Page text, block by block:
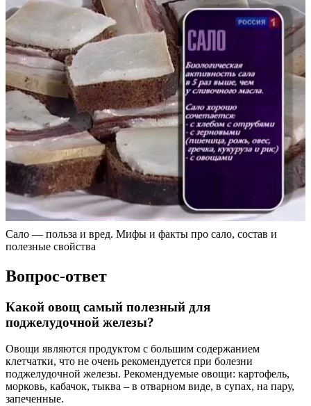
Сало — польза и вред. Мифы и факты про сало, состав и
полезные свойства
Вопрос-ответ
Какой овощ самый полезный для
поджелудочной железы?
Овощи являются продуктом с большим содержанием
клетчатки, что не очень рекомендуется при болезни
поджелудочной железы. Рекомендуемые овощи: картофель,
морковь, кабачок, тыква – в отварном виде, в супах, на пару,
запеченные.